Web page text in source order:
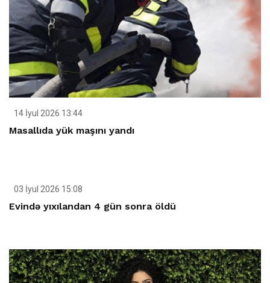
14 İyul 2026 13:44
Masallıda yük maşını yandı
03 İyul 2026 15:08
Evində yıxılandan 4 gün sonra öldü